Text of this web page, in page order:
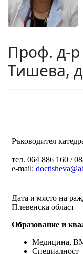
Проф. д-
Тишева,